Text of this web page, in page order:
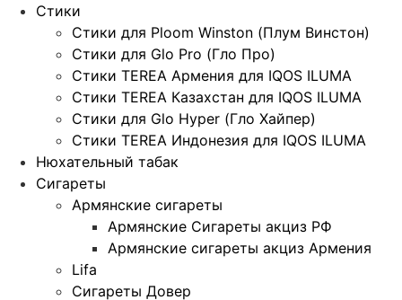
Стики
Стики для Ploom Winston (Плум Винстон)
Стики для Glo Pro (Гло Про)
Стики TEREA Армения для IQOS ILUMA
Стики TEREA Казахстан для IQOS ILUMA
Стики для Glo Hyper (Гло Хайпер)
Стики TEREA Индонезия для IQOS ILUMA
Нюхательный табак
Сигареты
Армянские сигареты
Армянские Сигареты акциз РФ
Армянские сигареты акциз Армения
Lifa
Сигареты Довер